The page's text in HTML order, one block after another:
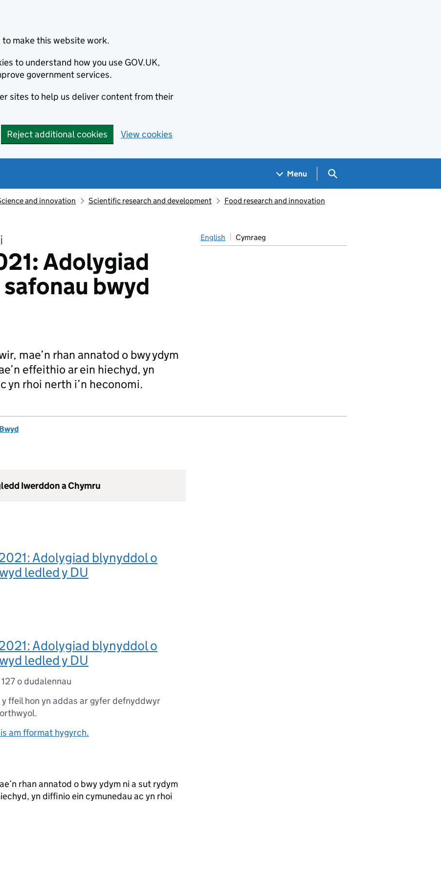
to make this website work.
to understand how you use GOV.UK,
government services.
sites to help us deliver content from their
Reject additional cookies View cookies
Menu Search GOV.UK
and innovation Scientific research and development Food research and innovation
Adolygiad
bwyd
English Cymraeg
mae’n rhan annatod o bwy ydym
effeithio ar ein hiechyd, yn
yn rhoi nerth i’n heconomi.
Iwerddon a Chymru
Adolygiad blynyddol o
ledled y DU
Adolygiad blynyddol o
ledled y DU
127 o dudalennau
ffeil hon yn addas ar gyfer defnyddwyr
am fformat hygyrch.
rhan annatod o bwy ydym ni a sut rydym
yn diffinio ein cymunedau ac yn rhoi